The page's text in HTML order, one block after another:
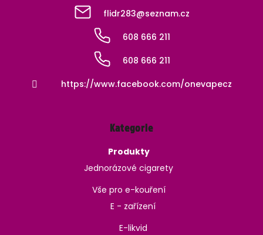
flidr283@seznam.cz
608 666 211
608 666 211
https://www.facebook.com/onevapecz
Kategorie
Produkty
Jednorázové cigarety
Vše pro e-kouření
E - zařízení
E-likvid